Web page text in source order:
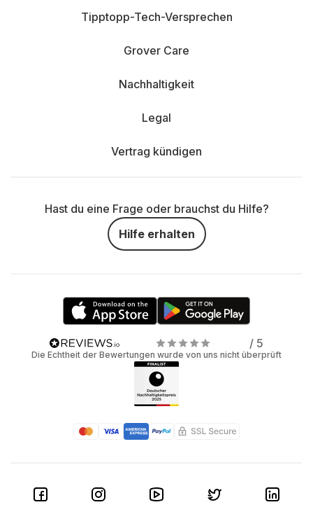
Tipptopp-Tech-Versprechen
Grover Care
Nachhaltigkeit
Legal
Vertrag kündigen
Hast du eine Frage oder brauchst du Hilfe?
Hilfe erhalten
/ 5
Die Echtheit der Bewertungen wurde von uns nicht überprüft